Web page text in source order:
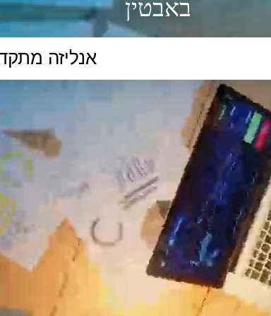
באבטין
ללמוד אונליין
ללמוד
פרונטלי
כל יסודי תיכון השכלה גבוהה
כלי סינון